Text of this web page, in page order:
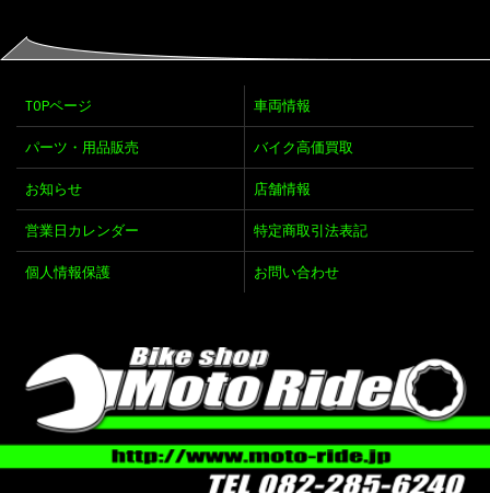
TOPページ 車両情報
パーツ・用品販売 バイク高価買取
お知らせ 店舗情報
営業日カレンダー 特定商取引法表記
個人情報保護 お問い合わせ